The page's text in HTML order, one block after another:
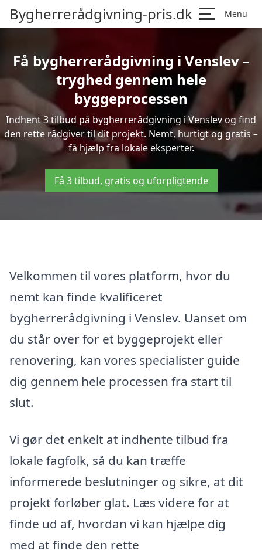
Bygherrerådgivning-pris.dk Menu
Få bygherrerådgivning i Venslev –
tryghed gennem hele
byggeprocessen
Indhent 3 tilbud på bygherrerådgivning i Venslev og find
den rette rådgiver til dit projekt. Nemt, hurtigt og gratis –
få hjælp fra lokale eksperter.
Få 3 tilbud, gratis og uforpligtende
Velkommen til vores platform, hvor du
nemt kan finde kvalificeret
bygherrerådgivning i Venslev. Uanset om
du står over for et byggeprojekt eller
renovering, kan vores specialister guide
dig gennem hele processen fra start til
slut.
Vi gør det enkelt at indhente tilbud fra
lokale fagfolk, så du kan træffe
informerede beslutninger og sikre, at dit
projekt forløber glat. Læs videre for at
finde ud af, hvordan vi kan hjælpe dig
med at finde den rette